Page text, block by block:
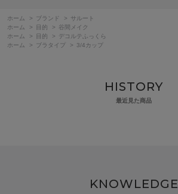
ホーム > ブランド >
サルート
ホーム
> 目的 >
谷間メイク
ホーム
> 目的 >
デコルテふっくら
ホーム
> ブラタイプ > 3/4カップ
HISTORY
最近見た商品
KNOWLEDGE